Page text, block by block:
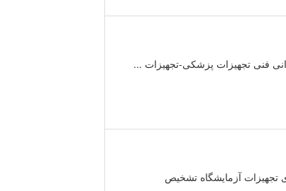
فنی تجهیزات پزشکی-تجهیزات ...
آزمایشگاه تشخیص